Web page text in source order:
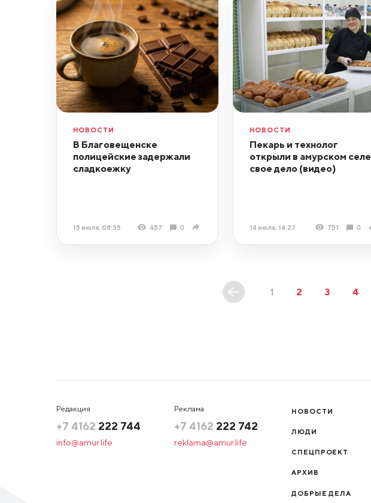
НОВОСТИ
В Благовещенске
полицейские задержали
сладкоежку
15 июля, 08:35 457 0
НОВОСТИ
Пекарь и технолог
открыли в амурском селе
свое дело (видео)
14 июля, 14:27 751 0
1 2 3 4
Редакция
+7 4162 222 744
info@amur.life
Реклама
+7 4162 222 742
reklama@amur.life
НОВОСТИ
ЛЮДИ
СПЕЦПРОЕКТ
АРХИВ
ДОБРЫЕ ДЕЛА